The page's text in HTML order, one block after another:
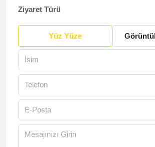
Ziyaret Türü
Yüz Yüze